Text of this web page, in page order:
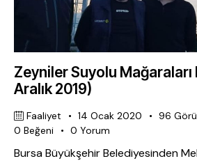
Zeyniler Suyolu Mağaraları
Aralık 2019)
Faaliyet 14 Ocak 2020 96
0 Beğeni 0 Yorum
Bursa Büyükşehir Belediyesinden